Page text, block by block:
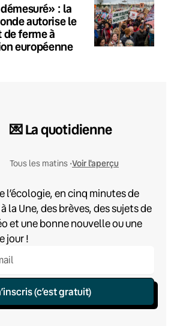
: la
autorise le
ferme à
européenne
💌 La quotidienne
Tous les matins •Voir l'aperçu
l’écologie, en cinq minutes de
la Une, des brèves, des sujets de
et une bonne nouvelle ou une
jour !
(c’est gratuit)